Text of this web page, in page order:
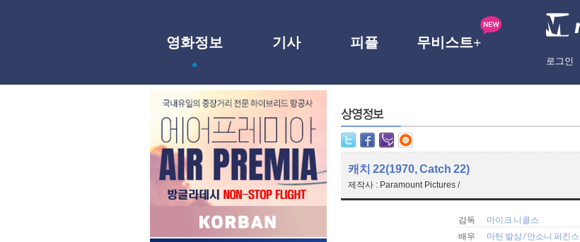
영화정보 기사 피플 무비스트+
로그인
캐치 22(1970, Catch 22)
제작사 : Paramount Pictures /
감독
마이크 니콜스
배우
마틴 발삼/안소니 퍼킨스